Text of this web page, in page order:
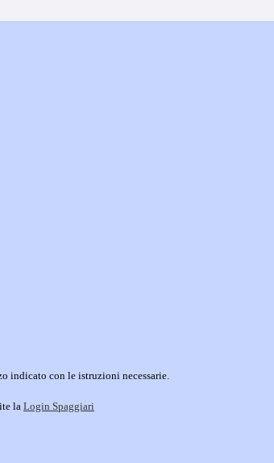
indicato con le istruzioni necessarie.
la Login Spaggiari